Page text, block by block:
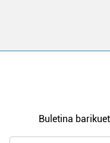
Buletina